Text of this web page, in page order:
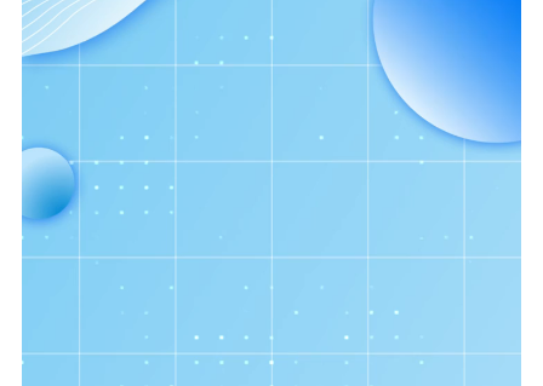
主题宣传
新闻发布
精品生产 文化惠民
紫金文化艺术节
品牌活动 紫艺舞台